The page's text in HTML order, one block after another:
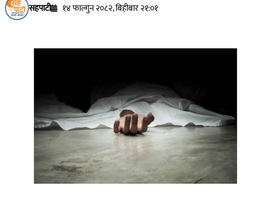
सहपाटी १४ फाल्गुन २०८२, बिहीबार २१:०१